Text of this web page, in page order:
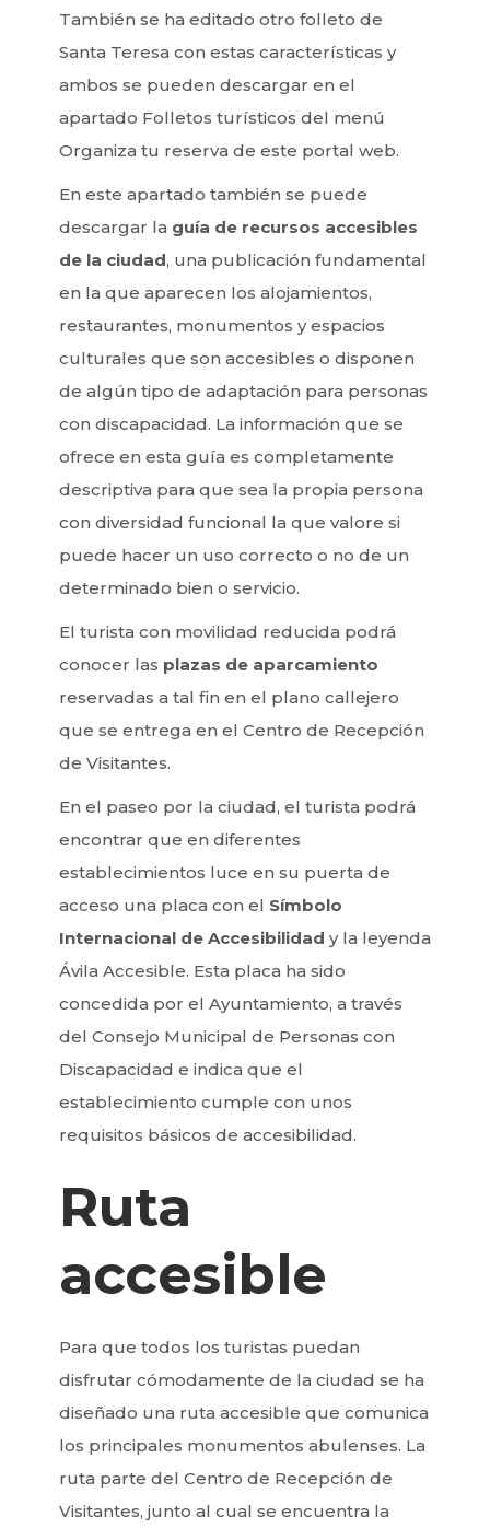
También se ha editado otro folleto de
Santa Teresa con estas características y
ambos se pueden descargar en el
apartado Folletos turísticos del menú
Organiza tu reserva de este portal web.
En este apartado también se puede
descargar la guía de recursos accesibles
de la ciudad, una publicación fundamental
en la que aparecen los alojamientos,
restaurantes, monumentos y espacios
culturales que son accesibles o disponen
de algún tipo de adaptación para personas
con discapacidad. La información que se
ofrece en esta guía es completamente
descriptiva para que sea la propia persona
con diversidad funcional la que valore si
puede hacer un uso correcto o no de un
determinado bien o servicio.
El turista con movilidad reducida podrá
conocer las plazas de aparcamiento
reservadas a tal fin en el plano callejero
que se entrega en el Centro de Recepción
de Visitantes.
En el paseo por la ciudad, el turista podrá
encontrar que en diferentes
establecimientos luce en su puerta de
acceso una placa con el Símbolo
Internacional de Accesibilidad y la leyenda
Ávila Accesible. Esta placa ha sido
concedida por el Ayuntamiento, a través
del Consejo Municipal de Personas con
Discapacidad e indica que el
establecimiento cumple con unos
requisitos básicos de accesibilidad.
Ruta
accesible
Para que todos los turistas puedan
disfrutar cómodamente de la ciudad se ha
diseñado una ruta accesible que comunica
los principales monumentos abulenses. La
ruta parte del Centro de Recepción de
Visitantes, junto al cual se encuentra la